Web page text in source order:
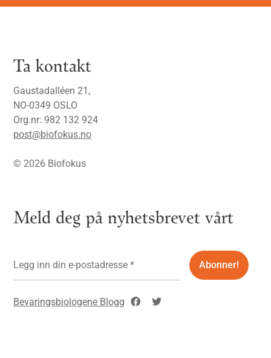
Ta kontakt
Gaustadalléen 21,
NO-0349 OSLO
Org.nr: 982 132 924
post@biofokus.no
© 2026 Biofokus
Meld deg på nyhetsbrevet vårt
Bevaringsbiologene Blogg